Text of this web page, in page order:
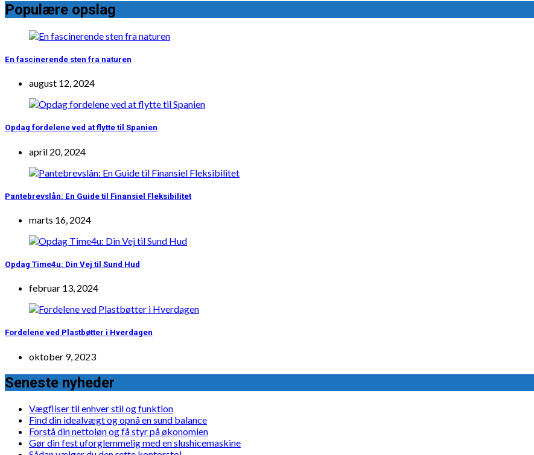
Populære opslag
En fascinerende sten fra naturen
august 12, 2024
Opdag fordelene ved at flytte til Spanien
april 20, 2024
Pantebrevslån: En Guide til Finansiel Fleksibilitet
marts 16, 2024
Opdag Time4u: Din Vej til Sund Hud
februar 13, 2024
Fordelene ved Plastbøtter i Hverdagen
oktober 9, 2023
Seneste nyheder
Vægfliser til enhver stil og funktion
Find din idealvægt og opnå en sund balance
Forstå din nettoløn og få styr på økonomien
Gør din fest uforglemmelig med en slushicemaskine